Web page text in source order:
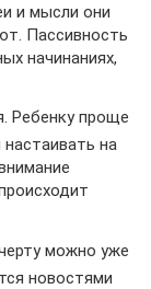
и мысли они
Пассивность
начинаниях,
Ребенку проще
на
можно уже
новостями